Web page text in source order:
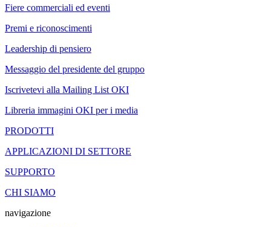
Fiere commerciali ed eventi
Premi e riconoscimenti
Leadership di pensiero
Messaggio del presidente del gruppo
Iscrivetevi alla Mailing List OKI
Libreria immagini OKI per i media
PRODOTTI
APPLICAZIONI DI SETTORE
SUPPORTO
CHI SIAMO
navigazione